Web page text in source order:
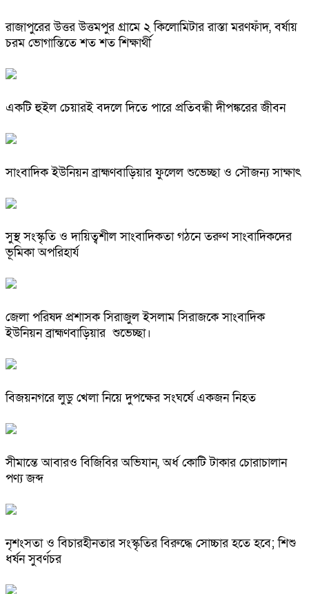
রাজাপুরের উত্তর উত্তমপুর গ্রামে ২ কিলোমিটার রাস্তা মরণফাঁদ, বর্ষায়
চরম ভোগান্তিতে শত শত শিক্ষার্থী
একটি হুইল চেয়ারই বদলে দিতে পারে প্রতিবন্ধী দীপঙ্করের জীবন
সাংবাদিক ইউনিয়ন ব্রাহ্মণবাড়িয়ার ফুলেল শুভেচ্ছা ও সৌজন্য সাক্ষাৎ
সুস্থ সংস্কৃতি ও দায়িত্বশীল সাংবাদিকতা গঠনে তরুণ সাংবাদিকদের
ভূমিকা অপরিহার্য
জেলা পরিষদ প্রশাসক সিরাজুল ইসলাম সিরাজকে সাংবাদিক
ইউনিয়ন ব্রাহ্মণবাড়িয়ার শুভেচ্ছা।
বিজয়নগরে লুডু খেলা নিয়ে দুপক্ষের সংঘর্ষে একজন নিহত
সীমান্তে আবারও বিজিবির অভিযান, অর্ধ কোটি টাকার চোরাচালান
পণ্য জব্দ
নৃশংসতা ও বিচারহীনতার সংস্কৃতির বিরুদ্ধে সোচ্চার হতে হবে; শিশু
ধর্ষন সুবর্ণচর